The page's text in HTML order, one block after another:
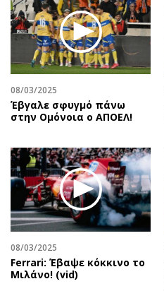
Ναυτιλία
Περιβάλλον
Ελλάδα
Κόσμος
Παράξενα
Πολιτισμός
Θέατρο-Χορός
Μουσική
Εικαστικά
Βιβλίο
Χειρόγραφα
08/03/2025
Έβγαλε σφυγμό πάνω
στην Ομόνοια ο ΑΠΟΕΛ!
08/03/2025
Ferrari: Έβαψε κόκκινο το
Μιλάνο! (vid)